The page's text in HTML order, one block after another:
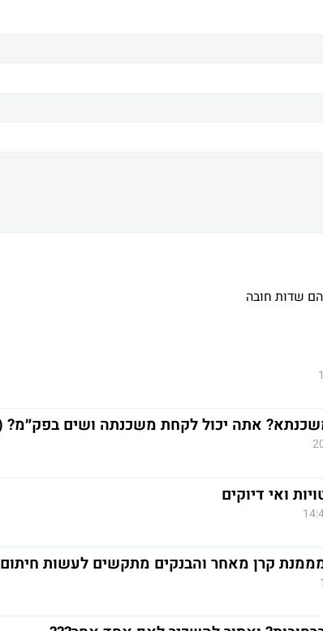
הם שדות חובה
ואי דיוקים
קרן מאחר והבנקים מתקשים לעשות חיתום